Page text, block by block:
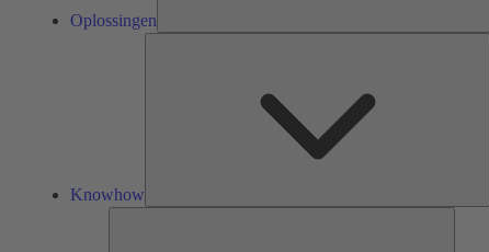
Oplossingen
Knowhow